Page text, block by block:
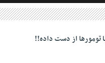
تومورها از دست داده!!